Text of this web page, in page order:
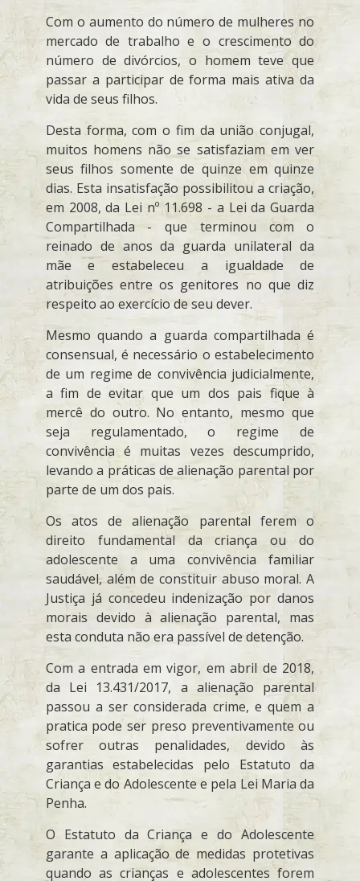
Com o aumento do número de mulheres no
mercado de trabalho e o crescimento do
número de divórcios, o homem teve que
passar a participar de forma mais ativa da
vida de seus filhos.
Desta forma, com o fim da união conjugal,
muitos homens não se satisfaziam em ver
seus filhos somente de quinze em quinze
dias. Esta insatisfação possibilitou a criação,
em 2008, da Lei nº 11.698 - a Lei da Guarda
Compartilhada - que terminou com o
reinado de anos da guarda unilateral da
mãe e estabeleceu a igualdade de
atribuições entre os genitores no que diz
respeito ao exercício de seu dever.
Mesmo quando a guarda compartilhada é
consensual, é necessário o estabelecimento
de um regime de convivência judicialmente,
a fim de evitar que um dos pais fique à
mercê do outro. No entanto, mesmo que
seja regulamentado, o regime de
convivência é muitas vezes descumprido,
levando a práticas de alienação parental por
parte de um dos pais.
Os atos de alienação parental ferem o
direito fundamental da criança ou do
adolescente a uma convivência familiar
saudável, além de constituir abuso moral. A
Justiça já concedeu indenização por danos
morais devido à alienação parental, mas
esta conduta não era passível de detenção.
Com a entrada em vigor, em abril de 2018,
da Lei 13.431/2017, a alienação parental
passou a ser considerada crime, e quem a
pratica pode ser preso preventivamente ou
sofrer outras penalidades, devido às
garantias estabelecidas pelo Estatuto da
Criança e do Adolescente e pela Lei Maria da
Penha.
O Estatuto da Criança e do Adolescente
garante a aplicação de medidas protetivas
quando as crianças e adolescentes forem